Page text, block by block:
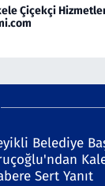
Çiçekçi
Belediye
Sert Yanıt